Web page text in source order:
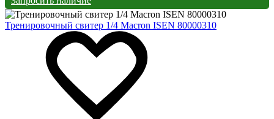
Тренировочный свитер 1/4 Macron ISEN 80000310